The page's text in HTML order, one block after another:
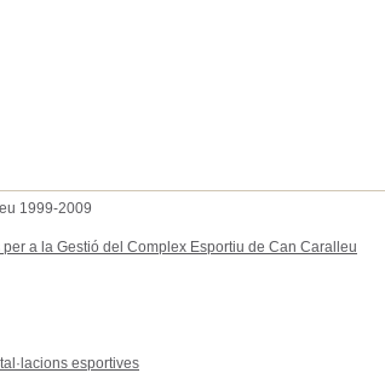
1999-2009
a la Gestió del Complex Esportiu de Can Caralleu
esportives